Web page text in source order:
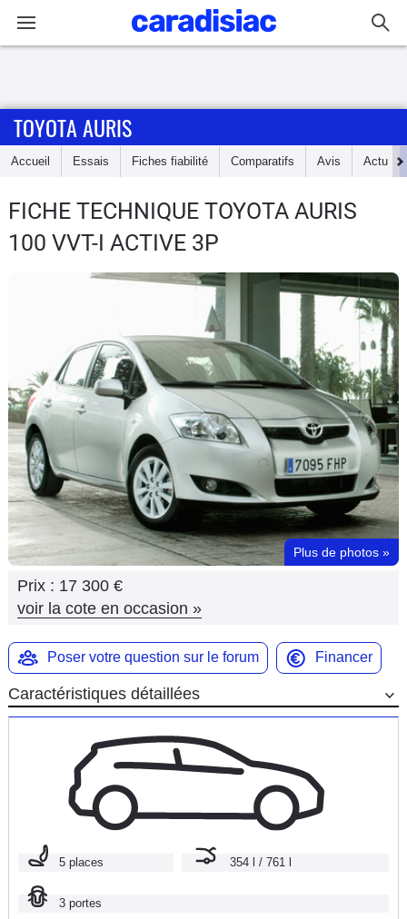
Accueil
Essais
Utilitaires
Flottes
Auto
Services
Forum
Moto
Marques
TOYOTA AURIS
Accueil Essais Fiches fiabilité Comparatifs Avis Actu
FICHE TECHNIQUE TOYOTA AURIS
100 VVT-I ACTIVE 3P
Plus de photos »
Prix : 17 300 €
voir la cote en occasion »
Poser votre question sur le forum Financer
Caractéristiques détaillées
5 places 354 l / 761 l
3 portes